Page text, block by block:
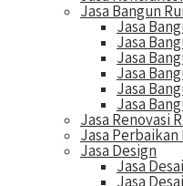
Jasa Bangun
Jasa
Jasa
Jasa
Jasa
Jasa
Jasa
Jasa Renovasi
Jasa Perbaikan
Jasa Design
Jasa
Jasa